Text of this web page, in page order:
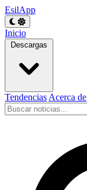
EsilApp
Inicio
Descargas
Tendencias Acerca de